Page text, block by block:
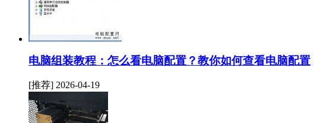
电脑组装教程：怎么看电脑配置？教你如何查看电脑配置
[推荐] 2026-04-19